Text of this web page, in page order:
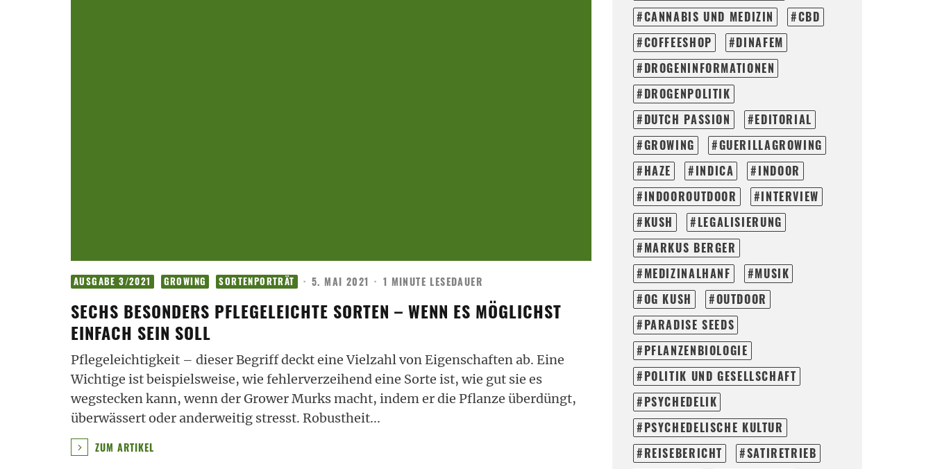
AUSGABE 3/2021 GROWING SORTENPORTRÄT · 5. MAI 2021 · 1 MINUTE LESEDAUER
SECHS BESONDERS PFLEGELEICHTE SORTEN – WENN ES MÖGLICHST
EINFACH SEIN SOLL
Pflegeleichtigkeit – dieser Begriff deckt eine Vielzahl von Eigenschaften ab. Eine
Wichtige ist beispielsweise, wie fehlerverzeihend eine Sorte ist, wie gut sie es
wegstecken kann, wenn der Grower Murks macht, indem er die Pflanze überdüngt,
überwässert oder anderweitig stresst. Robustheit...
ZUM ARTIKEL
CANNABIS UND MEDIZIN
CBD
COFFEESHOP
DINAFEM
DROGENINFORMATIONEN
DROGENPOLITIK
DUTCH PASSION
EDITORIAL
GROWING
GUERILLAGROWING
HAZE
INDICA
INDOOR
INDOOROUTDOOR
INTERVIEW
KUSH
LEGALISIERUNG
MARKUS BERGER
MEDIZINALHANF
MUSIK
OG KUSH
OUTDOOR
PARADISE SEEDS
PFLANZENBIOLOGIE
POLITIK UND GESELLSCHAFT
PSYCHEDELIK
PSYCHEDELISCHE KULTUR
REISEBERICHT
SATIRETRIEB